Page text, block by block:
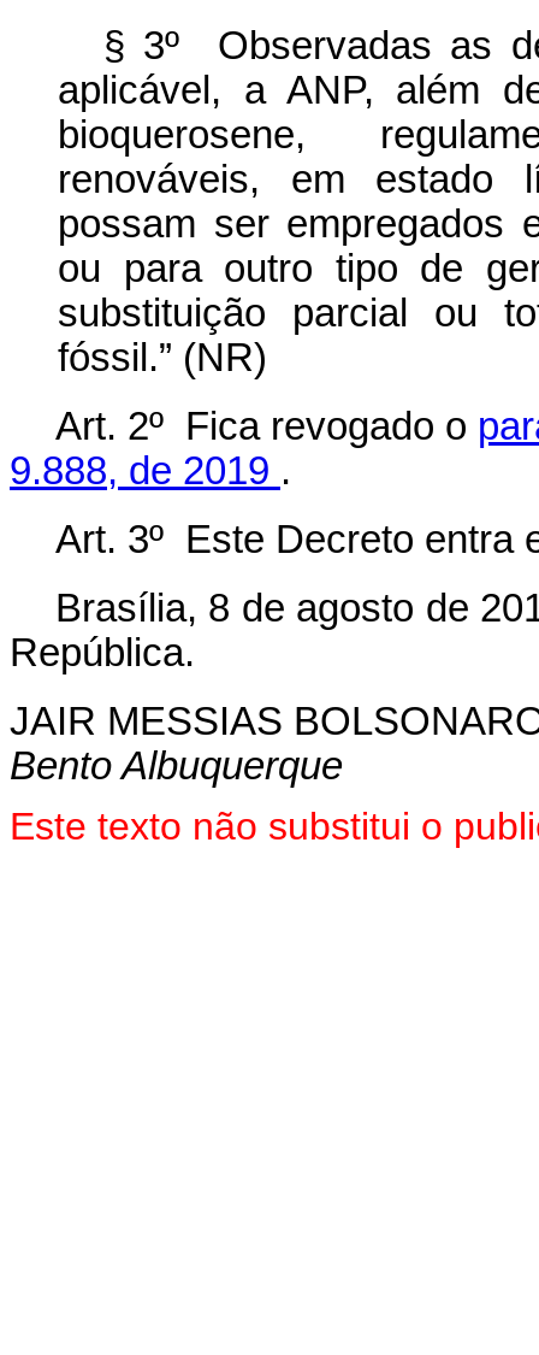
§ 3º Observadas as
aplicável, a ANP, além
bioquerosene,
renováveis, em estado
possam ser empregados
ou para outro tipo de
substituição parcial ou
fóssil.” (NR)
Art. 2º Fica revogado o
9.888, de 2019 .
Art. 3º Este Decreto entra
Brasília, 8 de agosto de
República.
JAIR MESSIAS
Bento Albuquerque
Este texto não substitui o